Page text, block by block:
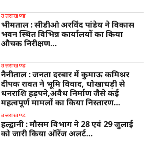
उत्तराखण्ड
भीमताल : सीडीओ अरविंद पांडेय ने विकास
भवन स्थित विभिन्न कार्यालयों का किया
औचक निरीक्षण…
उत्तराखण्ड
नैनीताल : जनता दरबार में कुमाऊ कमिश्नर
दीपक रावत ने भूमि विवाद, धोखाधड़ी से
धनराशि हड़पने,अवैध निर्माण जैसे कई
महत्वपूर्ण मामलों का किया निस्तारण…
उत्तराखण्ड
हल्द्वानी : मौसम विभाग ने 28 एवं 29 जुलाई
को जारी किया ऑरेंज अलर्ट…